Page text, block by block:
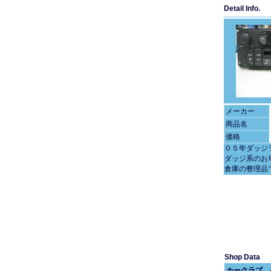
Detail Info.
メーカー
商品名
価格
０５年ダッジ
ダッジ系のお
倉庫の整理品
Shop Data